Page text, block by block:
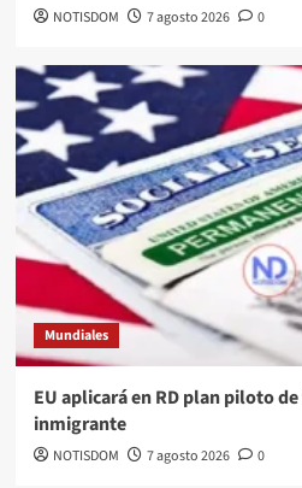
NOTISDOM 7 agosto 2026 0
Mundiales
EU aplicará en RD plan piloto
inmigrante
NOTISDOM 7 agosto 2026 0